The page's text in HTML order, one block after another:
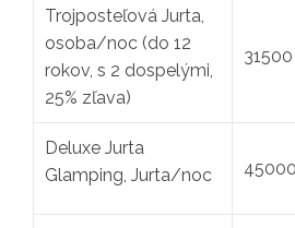
Trojposteľová Jurta,
osoba/noc (do 12
rokov, s 2 dospelými,
25% zľava)
Deluxe Jurta
Glamping, Jurta/noc